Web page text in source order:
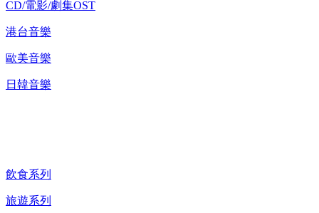
CD/電影/劇集OST
港台音樂
歐美音樂
日韓音樂
飲食系列
旅遊系列